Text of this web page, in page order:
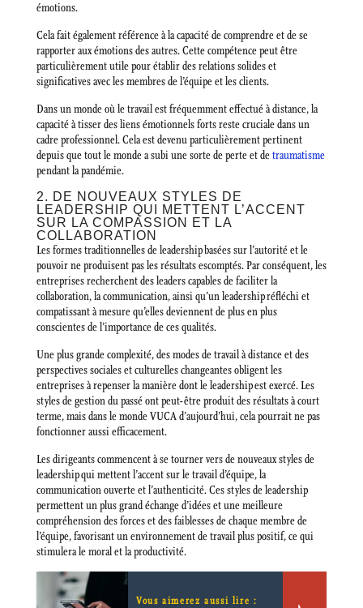
émotions.
Cela fait également référence à la capacité de comprendre et de se
rapporter aux émotions des autres. Cette compétence peut être
particulièrement utile pour établir des relations solides et
significatives avec les membres de l’équipe et les clients.
Dans un monde où le travail est fréquemment effectué à distance, la
capacité à tisser des liens émotionnels forts reste cruciale dans un
cadre professionnel. Cela est devenu particulièrement pertinent
depuis que tout le monde a subi une sorte de perte et detraumatisme
pendant la pandémie.
2. DE NOUVEAUX STYLES DE
LEADERSHIP QUI METTENT L’ACCENT
SUR LA COMPASSION ET LA
COLLABORATION
Les formes traditionnelles de leadership basées sur l’autorité et le
pouvoir ne produisent pas les résultats escomptés. Par conséquent, les
entreprises recherchent des leaders capables de faciliter la
collaboration, la communication, ainsi qu’un leadership réfléchi et
compatissant à mesure qu’elles deviennent de plus en plus
conscientes de l’importance de ces qualités.
Une plus grande complexité, des modes de travail à distance et des
perspectives sociales et culturelles changeantes obligent les
entreprises à repenser la manière dont le leadership est exercé. Les
styles de gestion du passé ont peut-être produit des résultats à court
terme, mais dans le monde VUCA d’aujourd’hui, cela pourrait ne pas
fonctionner aussi efficacement.
Les dirigeants commencent à se tourner vers de nouveaux styles de
leadership qui mettent l’accent sur le travail d’équipe, la
communication ouverte et l’authenticité. Ces styles de leadership
permettent un plus grand échange d’idées et une meilleure
compréhension des forces et des faiblesses de chaque membre de
l’équipe, favorisant un environnement de travail plus positif, ce qui
stimulera le moral et la productivité.
Vous aimerez aussi lire :